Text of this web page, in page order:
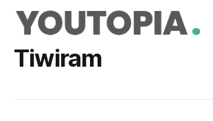
Tiwiram